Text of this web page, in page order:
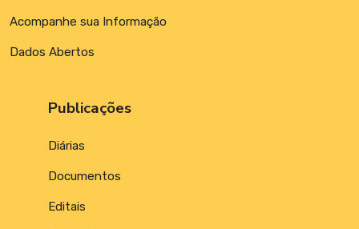
Acompanhe sua Informação
Dados Abertos
Publicações
Diárias
Documentos
Editais